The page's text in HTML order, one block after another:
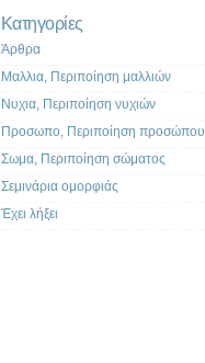
Kατηγορίες
Άρθρα
Μαλλια, Περιποίηση μαλλιών
Νυχια, Περιποίηση νυχιών
Προσωπο, Περιποίηση προσώπου
Σωμα, Περιποίηση σώματος
Σεμινάρια ομορφιάς
Έχει λήξει